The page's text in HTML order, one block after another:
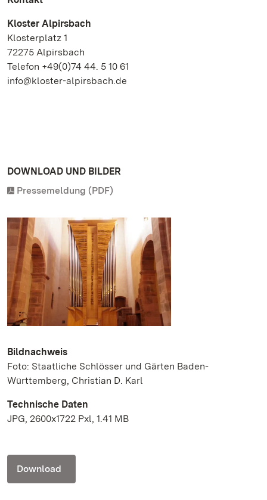
Kloster Alpirsbach
Klosterplatz 1
72275 Alpirsbach
Telefon +49(0)74 44. 5 10 61
info@kloster-alpirsbach.de
DOWNLOAD UND BILDER
Pressemeldung (PDF)
Bildnachweis
Foto: Staatliche Schlösser und Gärten Baden-
Württemberg, Christian D. Karl
Technische Daten
JPG, 2600x1722 Pxl, 1.41 MB
Download